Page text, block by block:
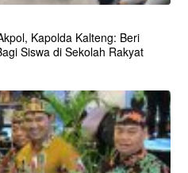
Kapolda Kalteng: Beri
Siswa di Sekolah Rakyat